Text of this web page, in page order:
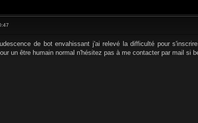
de bot envahissant j'ai relevé la difficulté pour
un être humain normal n'hésitez pas à me contacter par mail si